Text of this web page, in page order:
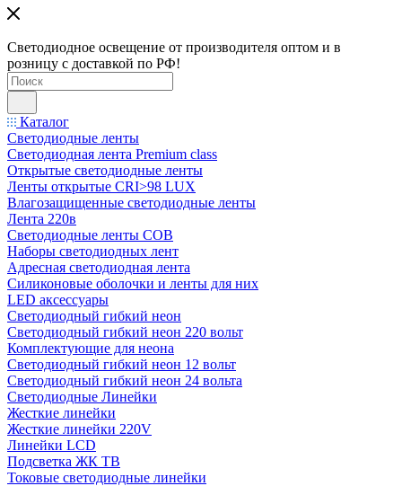
Светодиодное освещение от производителя оптом и в
розницу с доставкой по РФ!
Каталог
Светодиодные ленты
Светодиодная лента Premium class
Открытые светодиодные ленты
Ленты открытые CRI>98 LUX
Влагозащищенные светодиодные ленты
Лента 220в
Светодиодные ленты COB
Наборы светодиодных лент
Адресная светодиодная лента
Силиконовые оболочки и ленты для них
LED аксессуары
Светодиодный гибкий неон
Светодиодный гибкий неон 220 вольт
Комплектующие для неона
Светодиодный гибкий неон 12 вольт
Светодиодный гибкий неон 24 вольта
Светодиодные Линейки
Жесткие линейки
Жесткие линейки 220V
Линейки LCD
Подсветка ЖК ТВ
Токовые светодиодные линейки